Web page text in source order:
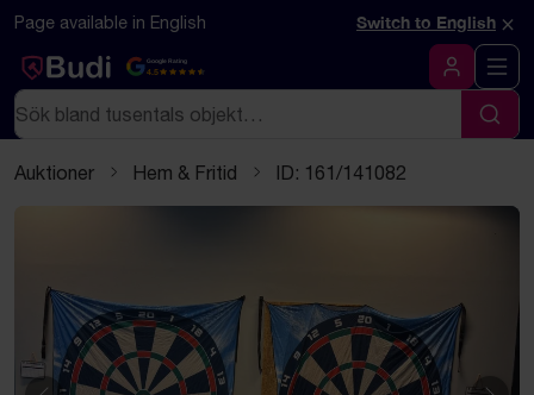
Hoppa till innehåll
Textbaserad (markdown) version av denna sida
Page available in English Switch to English ×
Google Rating
4.5
Logga in
Sök
Sök
Auktioner Hem & Fritid ID: 161/141082